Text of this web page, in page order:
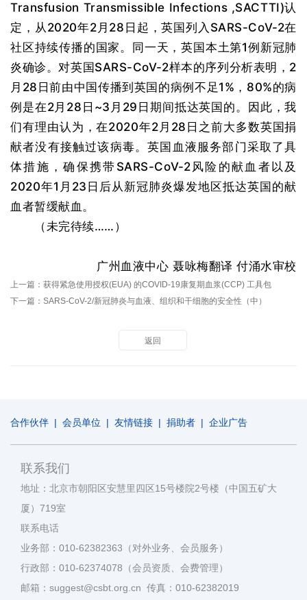
Transfusion Transmissible Infections ,SACTTI)认
定，从2020年2月28日起，英国列入SARS-CoV-2在
社区持续传播的国家。同一天，英国本土第1例新冠肺
炎确诊。对英国SARS-CoV-2样本的序列分析表明，2
月28日前由中国传播到英国的病例不足1%，80%的病
例是在2月28日~3月29日期间抵达英国的。因此，我
们有理由认为，在2020年2月28日之前大多数英国捐
献者没有接触过该病毒。英国血液服务部门采取了具
体措施，确保携带SARS-CoV-2风险的献血者以及
2020年1月23日后从新冠肺炎爆发地区抵达英国的献
血者暂缓献血。
（未完待续……）
广州血液中心 聂咏梅翻译 付涌水审校
上一篇： 获得紧急使用授权(EUA) 的COVID-19康复期血浆(CCP) 工具包
下一篇： SARS-CoV-2/新冠肺炎与血液、组织和干细胞的安全性（中）
返回
合作伙伴 | 会员单位 | 友情链接 | 捐助者 | 企业广告
联系我们
地址：北京市朝阳区安慧里四区15号楼院2号楼（中国五矿大
厦）719室
联系电话
业务部：010-62382363（对外业务、会员服务）
行政部：010-62374078（会员资质、会费管理）
邮箱：suggest@csbt.org.cn 传真：010-62382019